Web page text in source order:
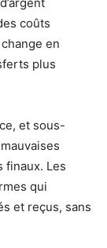
coûts
en
plus
et sous-
finaux. Les
qui
et reçus, sans